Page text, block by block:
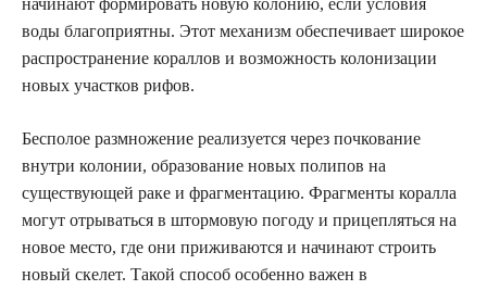
воды благоприятны. Этот механизм обеспечивает широкое
распространение кораллов и возможность колонизации
новых участков рифов.
Бесполое размножение реализуется через почкование
внутри колонии, образование новых полипов на
существующей раке и фрагментацию. Фрагменты коралла
могут отрываться в штормовую погоду и прицепляться на
новое место, где они приживаются и начинают строить
новый скелет. Такой способ особенно важен в